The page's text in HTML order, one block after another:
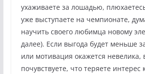
ухаживаете за лошадью,
уже выступаете на чемпионате,
научить своего любимца новому
далее). Если выгода будет меньше
или мотивация окажется невелика,
почувствуете, что теряете интерес